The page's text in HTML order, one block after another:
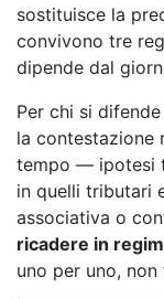
sostituisce la
convivono tre
dipende dal
Per chi si
la contestazione
tempo — ipotesi
in quelli tributari
associativa o
ricadere in
uno per uno,